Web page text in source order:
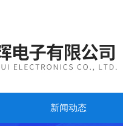
新闻动态